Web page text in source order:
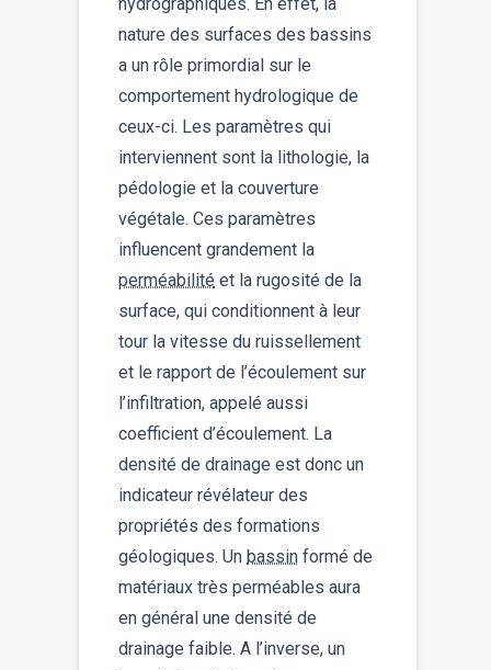
nature des surfaces des bassins
a un rôle primordial sur le
comportement hydrologique de
ceux-ci. Les paramètres qui
interviennent sont la lithologie, la
pédologie et la couverture
végétale. Ces paramètres
influencent grandement la
perméabilité et la rugosité de la
surface, qui conditionnent à leur
tour la vitesse du ruissellement
et le rapport de l’écoulement sur
l’infiltration, appelé aussi
coefficient d’écoulement. La
densité de drainage est donc un
indicateur révélateur des
propriétés des formations
géologiques. Un bassin formé de
matériaux très perméables aura
en général une densité de
drainage faible. A l’inverse, un